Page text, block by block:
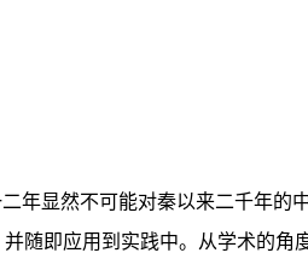
年显然不可能对秦以来二千年的
随即应用到实践中。从学术的角